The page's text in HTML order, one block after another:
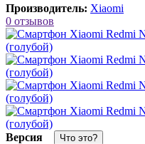
Производитель: Xiaomi
0 отзывов
Версия Что это?